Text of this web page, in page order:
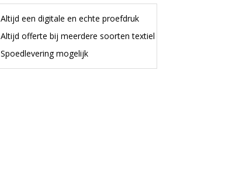
Altijd een digitale en echte proefdruk
Altijd offerte bij meerdere soorten textiel
Spoedlevering mogelijk